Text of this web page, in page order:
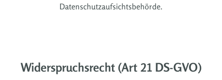
Datenschutzaufsichtsbehörde.
Widerspruchsrecht (Art 21 DS-GVO)